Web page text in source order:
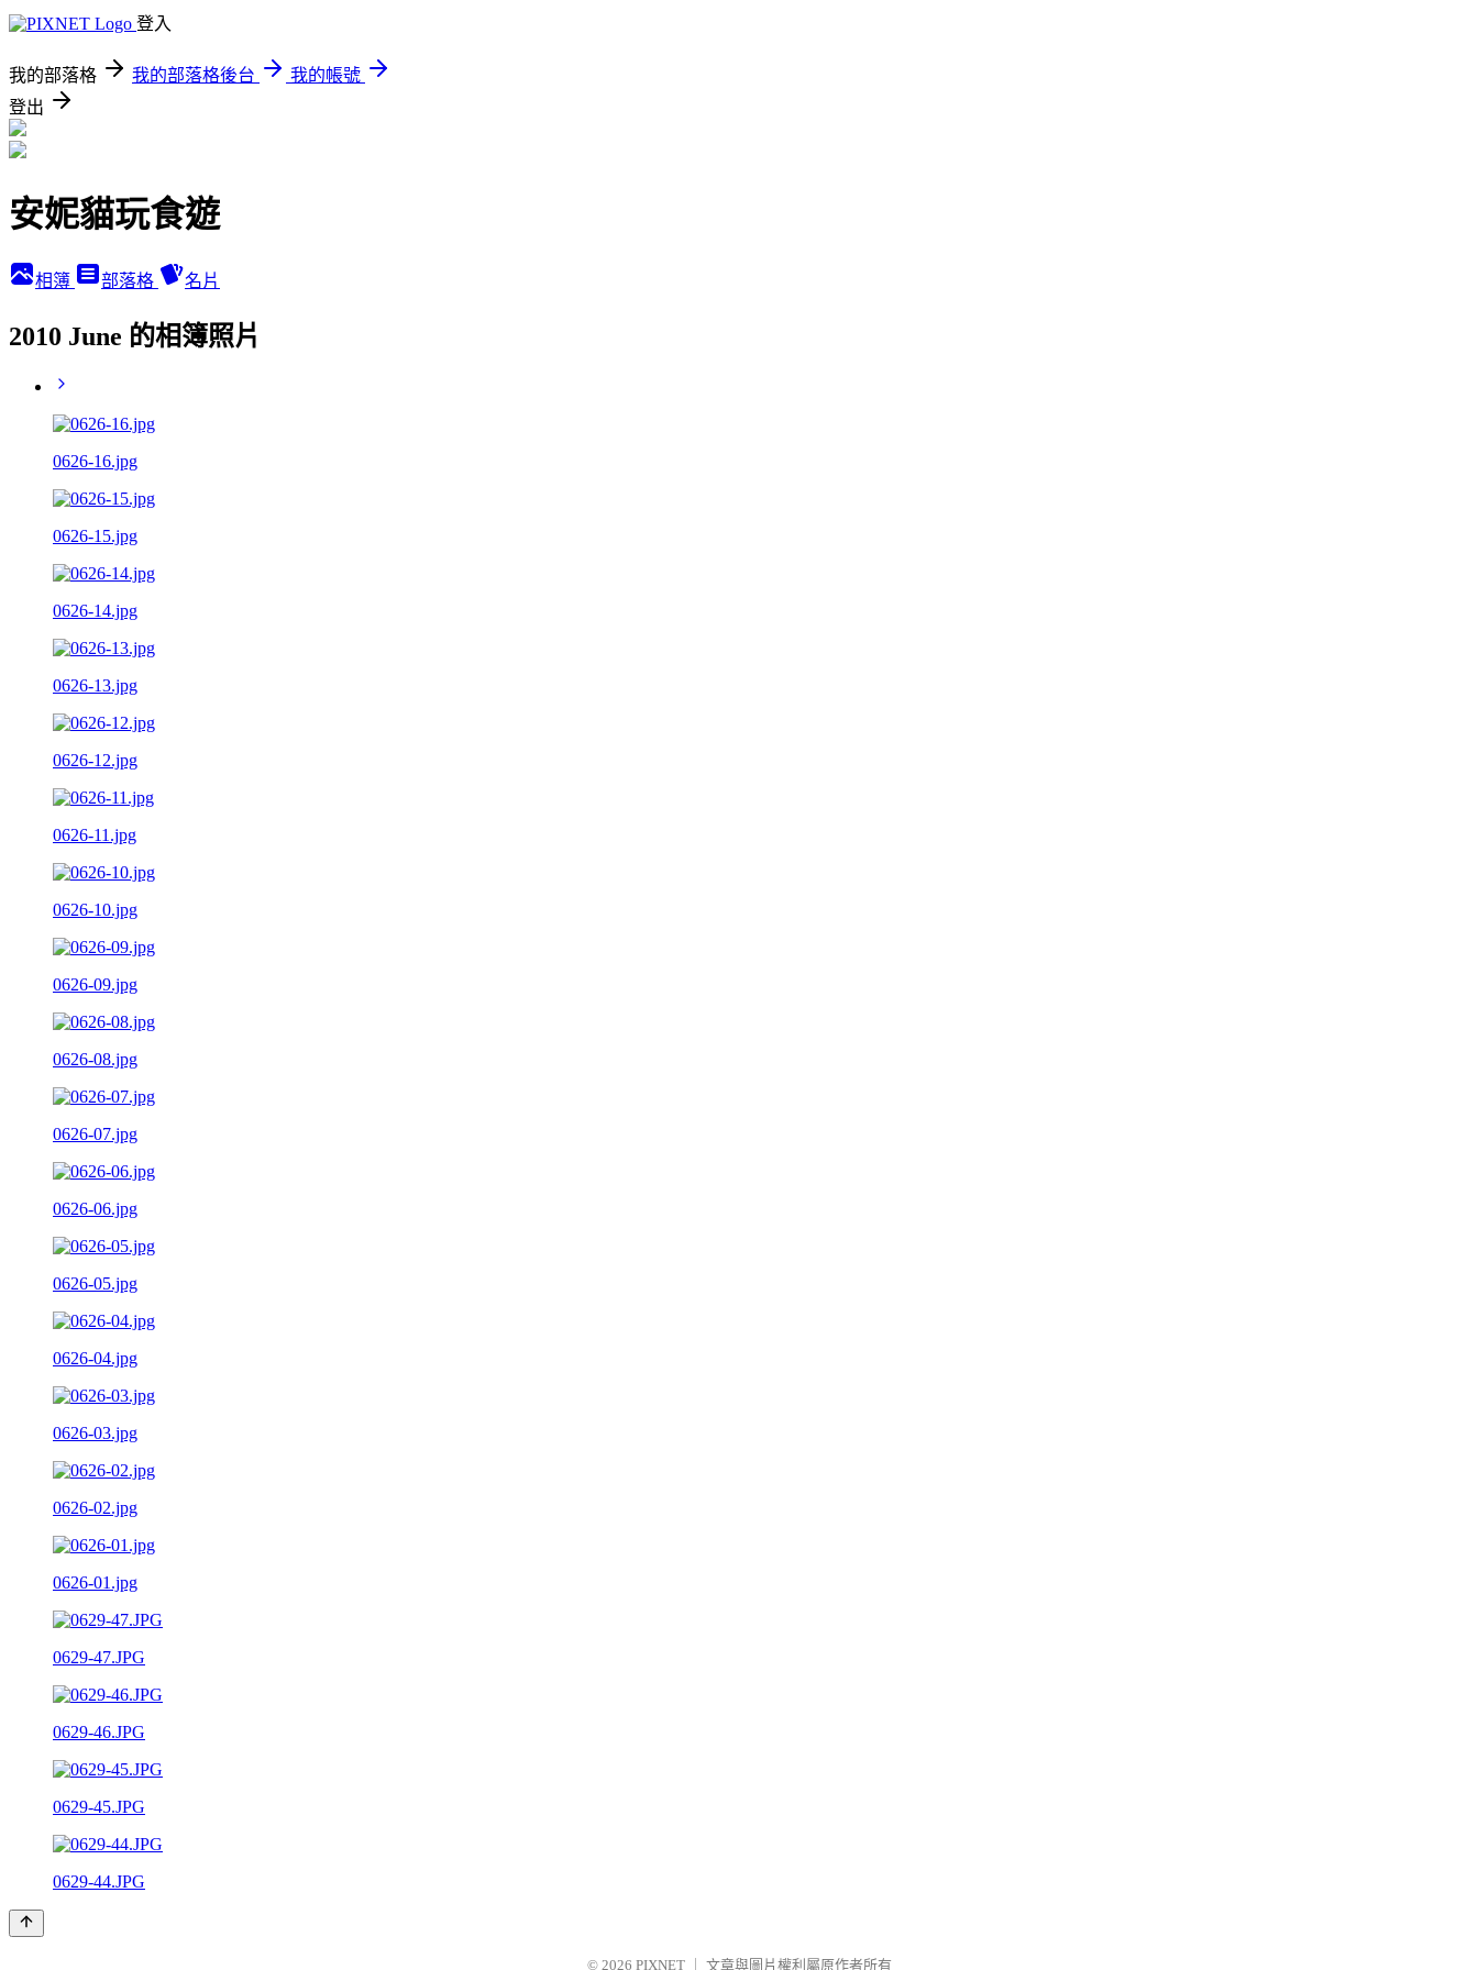
登入
我的部落格 我的部落格後台
我的帳號
登出
安妮貓玩食遊
相簿 部落格 名片
2010 June 的相簿照片
0626-16.jpg
0626-15.jpg
0626-14.jpg
0626-13.jpg
0626-12.jpg
0626-11.jpg
0626-10.jpg
0626-09.jpg
0626-08.jpg
0626-07.jpg
0626-06.jpg
0626-05.jpg
0626-04.jpg
0626-03.jpg
0626-02.jpg
0626-01.jpg
0629-47.JPG
0629-46.JPG
0629-45.JPG
0629-44.JPG
© 2026 PIXNET 文章與圖片權利屬原作者所有